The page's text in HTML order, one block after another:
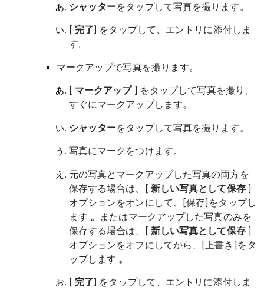
シャッターをタップして写真を撮ります。
[ 完了] をタップして、エントリに添付しま
す。
マークアップで写真を撮ります。
[ マークアップ] をタップして写真を撮り、
すぐにマークアップします。
シャッターをタップして写真を撮ります。
写真にマークをつけます。
元の写真とマークアップした写真の両方を
保存する場合は、[ 新しい写真として保存]
オプションをオンにして、[保存]をタップし
ます 。
またはマークアップした写真のみを
保存する場合は、[ 新しい写真として保存]
オプションをオフにしてから、[上書き]をタ
ップします 。
[ 完了] をタップして、エントリに添付しま